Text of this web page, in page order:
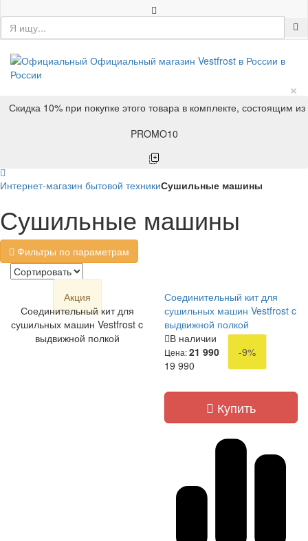
×
Скидка 10% при покупке этого товара в комплекте, состоящим
PROMO10
Интернет-магазин бытовой техникиСушильные машины
Сушильные машины
Фильтры по параметрам
Акция
Соединительный кит для
сушильных машин Vestfrost c
выдвижной полкой
Соединительный кит для
сушильных машин Vestfrost c
выдвижной полкой
В наличии
Цена:21 990
-9%
19 990
Купить